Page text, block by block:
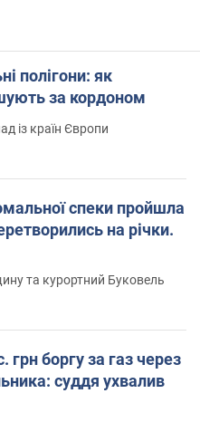
полігони: як
за кордоном
із країн Європи
спеки пройшла
на річки.
та курортний Буковель
грн боргу за газ через
суддя ухвалив